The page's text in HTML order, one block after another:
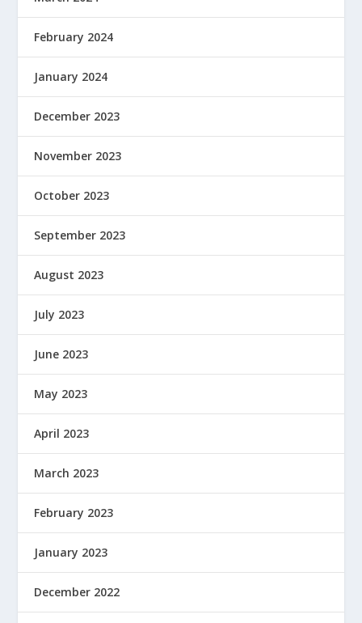
February 2024
January 2024
December 2023
November 2023
October 2023
September 2023
August 2023
July 2023
June 2023
May 2023
April 2023
March 2023
February 2023
January 2023
December 2022